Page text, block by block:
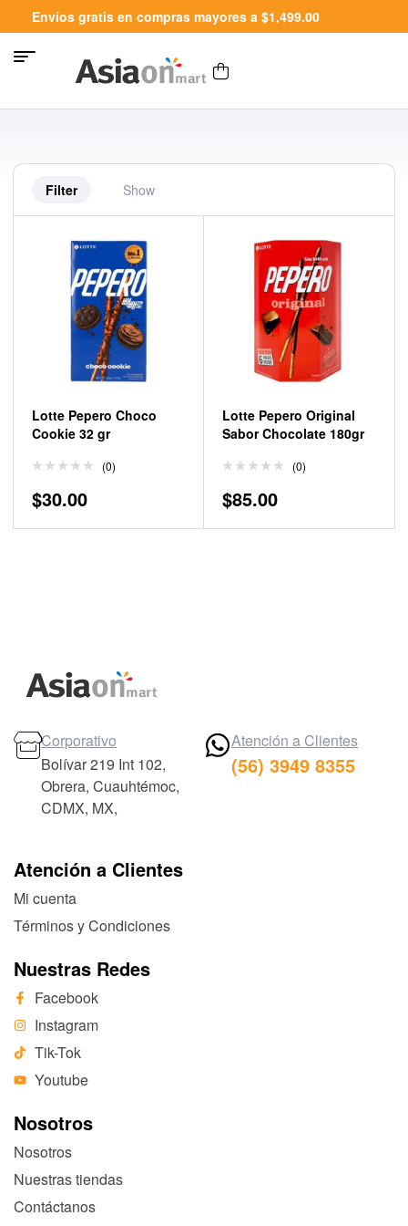
Envíos gratis en compras mayores a $1,499.00
Filter Show
Lotte Pepero Choco
Cookie 32 gr
(0)
$30.00
Lotte Pepero Original
Sabor Chocolate 180gr
(0)
$85.00
Atención a Clientes
Mi cuenta
Términos y Condiciones
Nuestras Redes
Facebook
Instagram
Tik-Tok
Youtube
Nosotros
Nosotros
Nuestras tiendas
Contáctanos
Corporativo
Bolívar 219 Int 102,
Obrera, Cuauhtémoc,
CDMX, MX,
Atención a Clientes
(56) 3949 8355